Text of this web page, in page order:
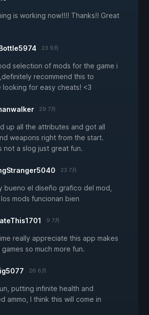
is working now!!!! Thanks!! Great
23 9月
selection of mods for the game i
recommend this to
looking for easy cheats! <3
29 7月
up all the attributes and got all
weapons right from the start.
not a slog just great fun.
23 7月
bueno el diseño grafico del mod,
mods funcionan bien
9 7月
really appreciate this app makes
so much more fun.
26 6月
putting infinite health and
ammo, I think this will come in